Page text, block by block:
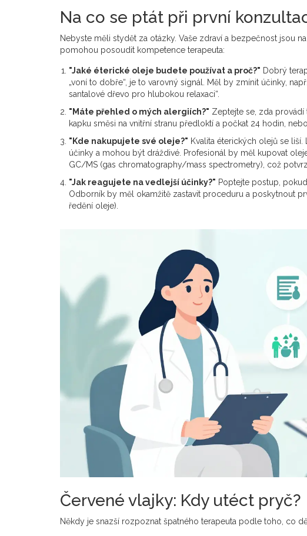
Na co se ptát při první
Nebyste měli stydět za otázky. Vaše zdraví a bezpečnost jsou
pomohou posoudit kompetence terapeuta:
"Jaké éterické oleje budete používat a proč?" Dobrý
„voní to dobře“, je to varovný signál. Měl by zmínit účinky,
santalové dřevo pro hlubokou relaxaci“.
"Máte přehled o mých alergiích?" Zeptejte se, zda
kapku směsi na vnitřní stranu předloktí a počkat 24 hodin,
"Kde nakupujete své oleje?" Kvalita éterických olejů se
účinky a mohou být dráždivé. Profesionál by měl kupovat
GC/MS (gas chromatography/mass spectrometry), což
"Jak reagujete na vedlejší účinky?" Poptejte postup,
Odborník by měl okamžitě zastavit proceduru a poskytnout
ředění oleje).
Červené vlajky: Kdy utéct pryč?
Někdy je snazší rozpoznat špatného terapeuta podle toho, co